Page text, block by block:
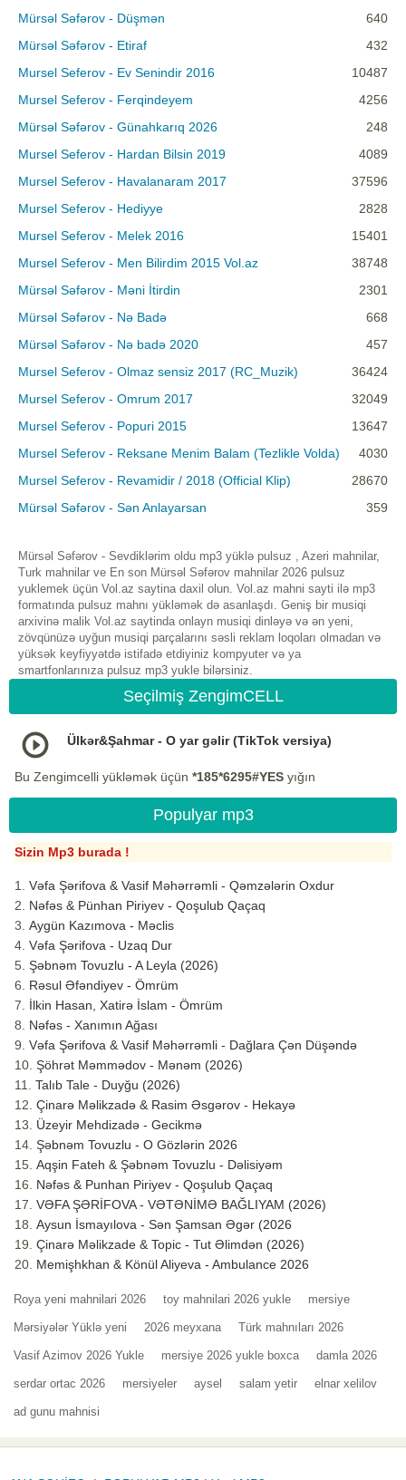
Mürsəl Səfərov - Düşmən
640
Mürsəl Səfərov - Etiraf
432
Mursel Seferov - Ev Senindir 2016
10487
Mursel Seferov - Ferqindeyem
4256
Mürsəl Səfərov - Günahkarıq 2026
248
Mursel Seferov - Hardan Bilsin 2019
4089
Mursel Seferov - Havalanaram 2017
37596
Mursel Seferov - Hediyye
2828
Mursel Seferov - Melek 2016
15401
Mursel Seferov - Men Bilirdim 2015 Vol.az
38748
Mürsəl Səfərov - Məni İtirdin
2301
Mürsəl Səfərov - Nə Badə
668
Mürsəl Səfərov - Nə badə 2020
457
Mursel Seferov - Olmaz sensiz 2017 (RC_Muzik)
36424
Mursel Seferov - Omrum 2017
32049
Mursel Seferov - Popuri 2015
13647
Mursel Seferov - Reksane Menim Balam (Tezlikle Volda)
4030
Mursel Seferov - Revamidir / 2018 (Official Klip)
28670
Mürsəl Səfərov - Sən Anlayarsan
359
Mürsəl Səfərov - Sevdiklərim oldu mp3 yüklə pulsuz , Azeri mahnilar,
Turk mahnilar ve En son Mürsəl Səfərov mahnilar 2026 pulsuz
yuklemek üçün Vol.az saytina daxil olun. Vol.az mahni sayti ilə mp3
formatında pulsuz mahnı yükləmək də asanlaşdı. Geniş bir musiqi
arxivinə malik Vol.az saytinda onlayn musiqi dinləyə və ən yeni,
zövqünüzə uyğun musiqi parçalarını səsli reklam loqoları olmadan və
yüksək keyfiyyətdə istifadə etdiyiniz kompyuter və ya
smartfonlarınıza pulsuz mp3 yukle bilərsiniz.
Seçilmiş ZengimCELL
Ülkər&Şahmar - O yar gəlir (TikTok versiya)
Bu Zengimcelli yükləmək üçün *185*6295#YES yığın
Populyar mp3
Sizin Mp3 burada !
Vəfa Şərifova & Vasif Məhərrəmli - Qəmzələrin Oxdur
Nəfəs & Pünhan Piriyev - Qoşulub Qaçaq
Aygün Kazımova - Məclis
Vəfa Şərifova - Uzaq Dur
Şəbnəm Tovuzlu - A Leyla (2026)
Rəsul Əfəndiyev - Ömrüm
İlkin Hasan, Xatirə İslam - Ömrüm
Nəfəs - Xanımın Ağası
Vəfa Şərifova & Vasif Məhərrəmli - Dağlara Çən Düşəndə
Şöhrət Məmmədov - Mənəm (2026)
Talıb Tale - Duyğu (2026)
Çinarə Məlikzadə & Rasim Əsgərov - Hekayə
Üzeyir Mehdizadə - Gecikmə
Şəbnəm Tovuzlu - O Gözlərin 2026
Aqşin Fateh & Şəbnəm Tovuzlu - Dəlisiyəm
Nəfəs & Punhan Piriyev - Qoşulub Qaçaq
VƏFA ŞƏRİFOVA - VƏTƏNİMƏ BAĞLIYAM (2026)
Aysun İsmayılova - Sən Şamsan Əgər (2026
Çinarə Məlikzade & Topic - Tut Əlimdən (2026)
Memişhkhan & Könül Aliyeva - Ambulance 2026
Roya yeni mahnilari 2026 toy mahnilari 2026 yukle mersiye
Mərsiyələr Yüklə yeni 2026 meyxana Türk mahnıları 2026
Vasif Azimov 2026 Yukle mersiye 2026 yukle boxca damla 2026
serdar ortac 2026 mersiyeler aysel salam yetir elnar xelilov
ad gunu mahnisi